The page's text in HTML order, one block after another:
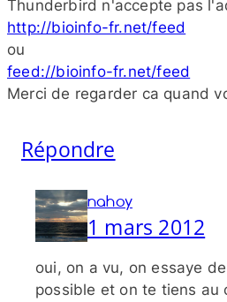
Thunderbird n'accepte pas
http://​bioinfo​-fr​.net/​f​eed
ou
feed://​bioinfo​-fr​.net/​f​eed
Merci de regarder ca quand
Répondre
nahoy
1 mars 2012
oui, on a vu, on essaye
possible et on te tiens au